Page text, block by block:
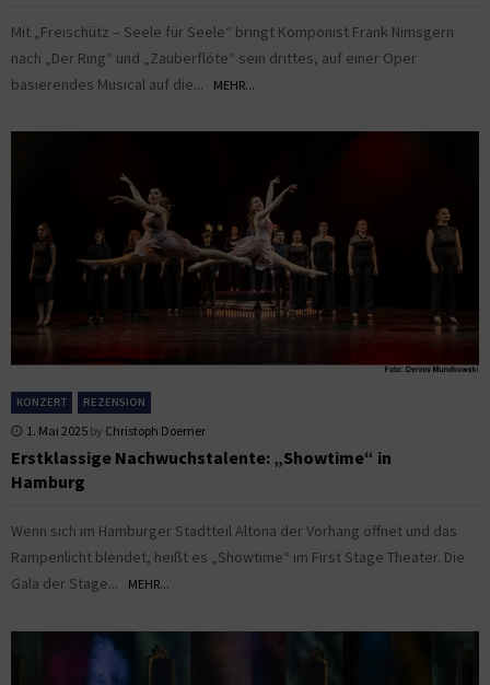
Mit „Freischütz – Seele für Seele“ bringt Komponist Frank Nimsgern
nach „Der Ring“ und „Zauberflöte“ sein drittes, auf einer Oper
basierendes Musical auf die...
MEHR...
KONZERT REZENSION
1. Mai 2025 by Christoph Doerner
Erstklassige Nachwuchstalente: „Showtime“ in
Hamburg
Wenn sich im Hamburger Stadtteil Altona der Vorhang öffnet und das
Rampenlicht blendet, heißt es „Showtime“ im First Stage Theater. Die
Gala der Stage...
MEHR...